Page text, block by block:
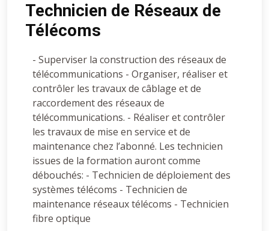
Technicien de Réseaux de
Télécoms
- Superviser la construction des réseaux de
télécommunications - Organiser, réaliser et
contrôler les travaux de câblage et de
raccordement des réseaux de
télécommunications. - Réaliser et contrôler
les travaux de mise en service et de
maintenance chez l’abonné. Les technicien
issues de la formation auront comme
débouchés: - Technicien de déploiement des
systèmes télécoms - Technicien de
maintenance réseaux télécoms - Technicien
fibre optique